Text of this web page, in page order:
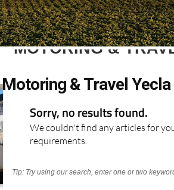
MOTORING &
Motoring & Travel Yecla
Sorry, no results found.
We couldn't find any articles for
requirements.
Tip: Try using our search, enter one or two